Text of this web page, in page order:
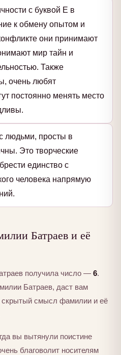
с буквой Е в
к обмену опытом и
они принимают
мир тайн и
Также
очень любят
постоянно менять место
людьми, просты в
Это творческие
единство с
человека напрямую
Батраев и её
получила число — 6.
Батраев, даст вам
скрытый смысл фамилии и её
вы вытянули поистине
благоволит носителям